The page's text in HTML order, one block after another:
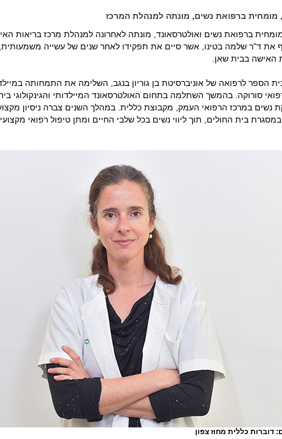
מומחית ברפואת נשים, מונתה למנהלת המרכז
ברפואת נשים ואולטרסאונד, מונתה לאחרונה למנהלת מרכז בריאות
את ד"ר שלמה בטינו, אשר סיים את תפקידו לאחר שנים של עשייה משמעותית,
האישה בבית שאן.
הספר לרפואה של אוניברסיטת בן גוריון בנגב, השלימה את התמחותה
סורוקה. בהמשך השתלמה בתחום האולטרסאונד המיילדותי והגינקולוגי
נשים במרכז הרפואי העמק, מקבוצת כללית. במהלך השנים צברה ניסיון
בית החולים, תוך ליווי נשים בכל שלבי החיים ומתן טיפול רפואי
דוברות כללית מחוז צפון